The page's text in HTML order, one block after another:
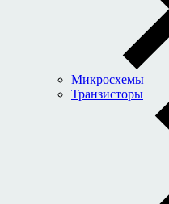
Микросхемы
Транзисторы